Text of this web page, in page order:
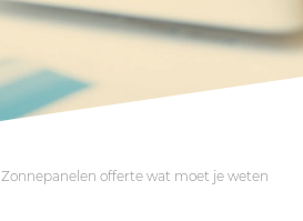
Zonnepanelen offerte wat moet je weten